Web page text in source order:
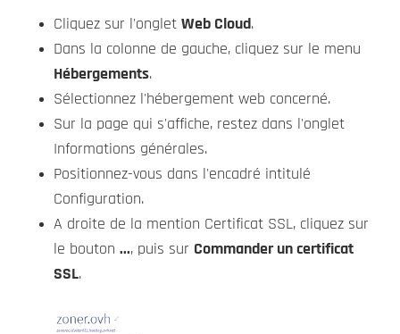
Cliquez sur l'onglet Web Cloud.
Dans la colonne de gauche, cliquez sur le menu
Hébergements.
Sélectionnez l'hébergement web concerné.
Sur la page qui s'affiche, restez dans l'onglet
Informations générales.
Positionnez-vous dans l'encadré intitulé
Configuration.
A droite de la mention Certificat SSL, cliquez sur
le bouton ..., puis sur Commander un certificat
SSL.